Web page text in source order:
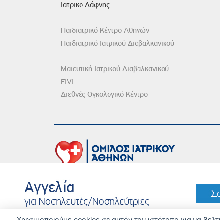
Ιατρικο Δάφνης
Παιδιατρικό Κέντρο Αθηνών
Παιδιατρικό Ιατρικού Διαβαλκανικού
Μαιευτική Ιατρικού Διαβαλκανικού
FIVI
Διεθνές Ογκολογικό Κέντρο
DISCLAIMER
©